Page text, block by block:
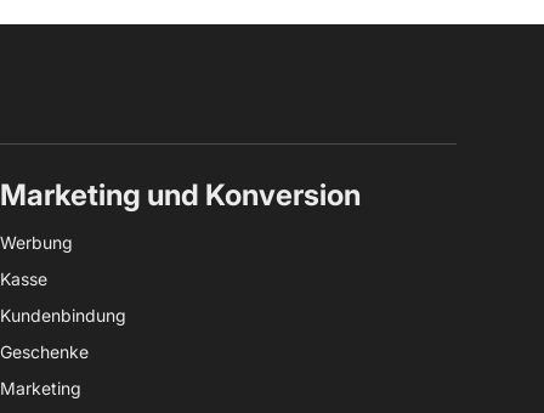
Marketing und Konversion
Werbung
Kasse
Kundenbindung
Geschenke
Marketing